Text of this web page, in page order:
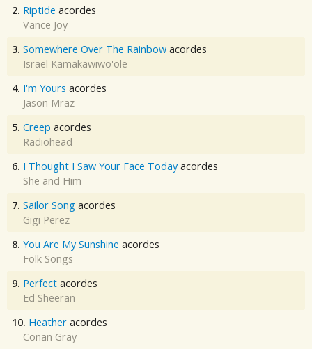
2. Riptide acordes
Vance Joy
3. Somewhere Over The Rainbow acordes
Israel Kamakawiwo'ole
4. I'm Yours acordes
Jason Mraz
5. Creep acordes
Radiohead
6. I Thought I Saw Your Face Today acordes
She and Him
7. Sailor Song acordes
Gigi Perez
8. You Are My Sunshine acordes
Folk Songs
9. Perfect acordes
Ed Sheeran
10. Heather acordes
Conan Gray